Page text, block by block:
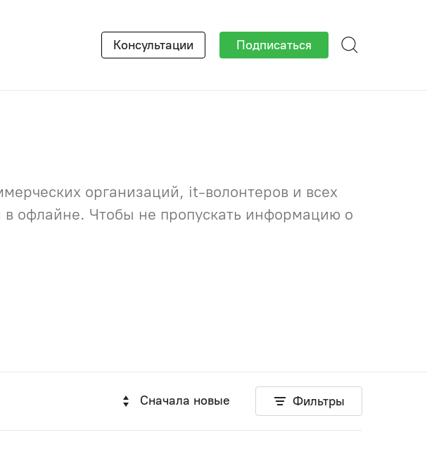
Консультации Подписаться
организаций, it-волонтеров и всех
в офлайне. Чтобы не пропускать информацию о
Сначала новые Фильтры